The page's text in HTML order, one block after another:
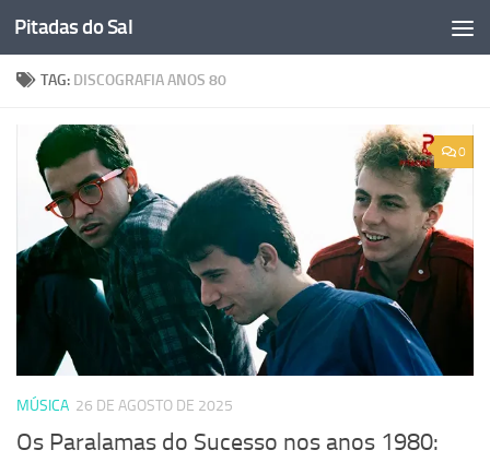
Skip to content
Pitadas do Sal
TAG: DISCOGRAFIA ANOS 80
0
MÚSICA 26 DE AGOSTO DE 2025
Os Paralamas do Sucesso nos anos 1980: